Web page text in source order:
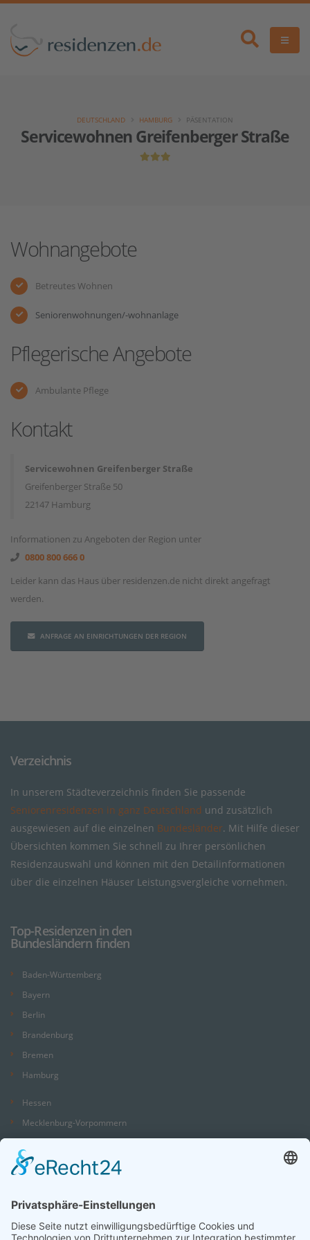
Servicewohnen Greifenberger Straße
DEUTSCHLAND HAMBURG PÄSENTATION
Wohnangebote
Betreutes Wohnen
Seniorenwohnungen/-wohnanlage
Pflegerische Angebote
Ambulante Pflege
Kontakt
Servicewohnen Greifenberger Straße
Greifenberger Straße 50
22147 Hamburg
Informationen zu Angeboten der Region unter
0800 800 666 0
Leider kann das Haus über residenzen.de nicht direkt angefragt
werden.
ANFRAGE AN EINRICHTUNGEN DER REGION
Verzeichnis
In unserem Städteverzeichnis finden Sie passende
Seniorenresidenzen in ganz Deutschland und zusätzlich
ausgewiesen auf die einzelnen Bundesländer. Mit Hilfe dieser
Übersichten kommen Sie schnell zu Ihrer persönlichen
Residenzauswahl und können mit den Detailinformationen
über die einzelnen Häuser Leistungsvergleiche vornehmen.
Top-Residenzen in den
Bundesländern finden
Baden-Württemberg
Bayern
Berlin
Brandenburg
Bremen
Hamburg
Hessen
Mecklenburg-Vorpommern
Niedersachsen
Nordrhein-Westfalen
Saarland
Sachsen